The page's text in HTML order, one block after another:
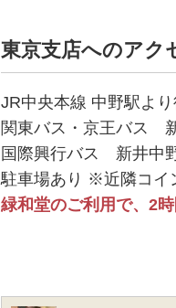
東京支店へのアク
JR中央本線 中野駅よ
関東バス・京王バス
国際興行バス 新井中
駐車場あり ※近隣コイ
緑和堂のご利用で、2